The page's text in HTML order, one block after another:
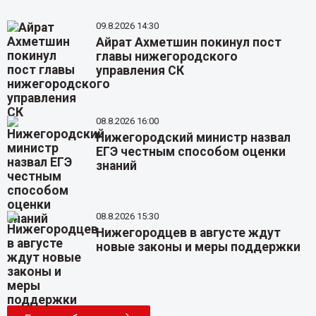
09.8.2026 14:30
Айрат Ахметшин покинул пост
главы нижегородского
управления СК
08.8.2026 16:00
Нижегородский министр назвал
ЕГЭ честным способом оценки
знаний
08.8.2026 15:30
Нижегородцев в августе ждут
новые законы и меры поддержки